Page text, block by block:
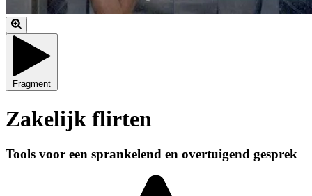
Fragment
Zakelijk flirten
Tools voor een sprankelend en overtuigend gesprek